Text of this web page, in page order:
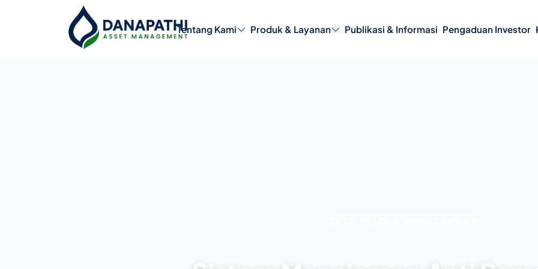
Tentang Kami Produk & Layanan Publikasi & Informasi Pengaduan Investor